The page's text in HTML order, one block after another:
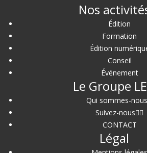
Nos
Édition
Formation
Édition
Conseil
Événement
Le Groupe
Qui sommes-
Suivez-nous
CONTACT
Légal